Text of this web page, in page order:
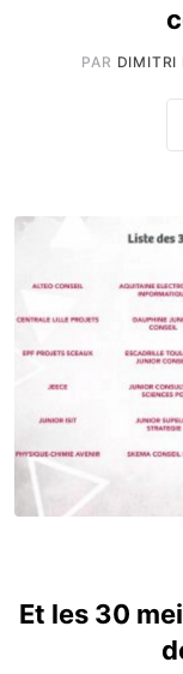
PAR DIMITRI
Et les 30